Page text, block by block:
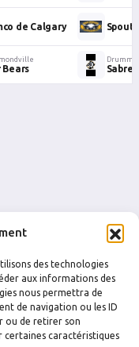
des technologies
aux informations des
nous permettra de
de navigation ou les ID
ou de retirer son
caractéristiques
de Calgary
Bears